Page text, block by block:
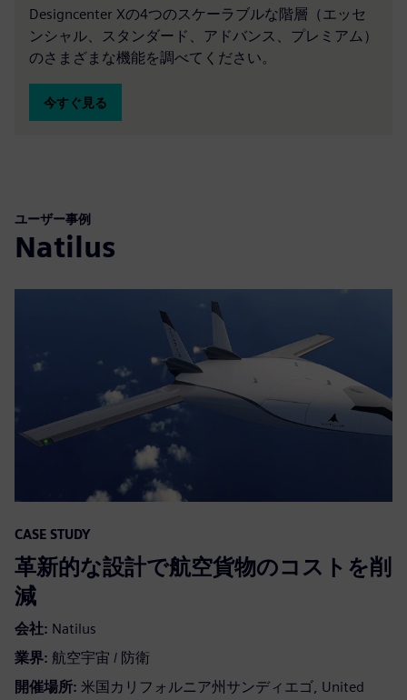
Designcenter Xの4つのスケーラブルな階層（エッセ
ンシャル、スタンダード、アドバンス、プレミアム）
のさまざまな機能を調べてください。
今すぐ見る
ユーザー事例
Natilus
CASE STUDY
革新的な設計で航空貨物のコストを削
減
会社: Natilus
業界: 航空宇宙 / 防衛
開催場所: 米国カリフォルニア州サンディエゴ, United